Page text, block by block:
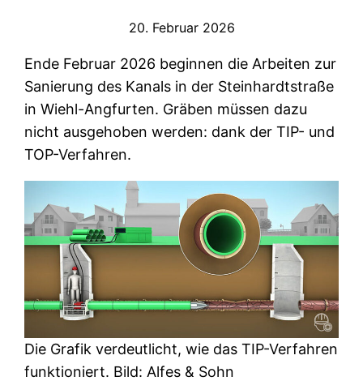
20. Februar 2026
Ende Februar 2026 beginnen die Arbeiten zur
Sanierung des Kanals in der Steinhardtstraße
in Wiehl-Angfurten. Gräben müssen dazu
nicht ausgehoben werden: dank der TIP- und
TOP-Verfahren.
Die Grafik verdeutlicht, wie das TIP-Verfahren
funktioniert. Bild: Alfes & Sohn